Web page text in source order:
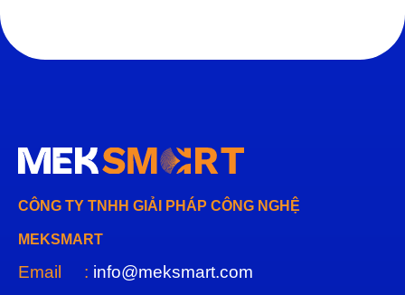
CÔNG TY TNHH GIẢI PHÁP CÔNG NGHỆ
MEKSMART
Email : info@meksmart.com